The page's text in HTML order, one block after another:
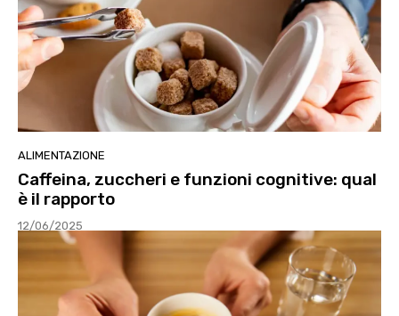
ALIMENTAZIONE
Caffeina, zuccheri e funzioni cognitive: qual
è il rapporto
12/06/2025